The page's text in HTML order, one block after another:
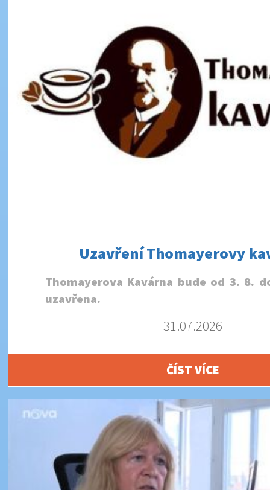
Uzavření Thomayerovy
Thomayerova Kavárna bude od 3. 8.
uzavřena.
31.07.2026
ČÍST VÍCE